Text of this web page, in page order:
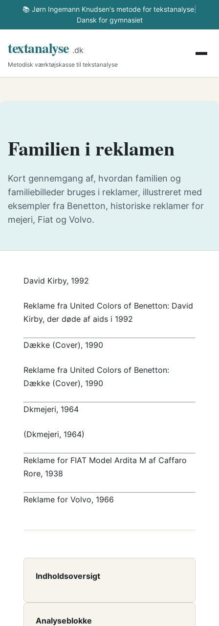
📚 Jørn Ingemann Knudsen's metode for tekstanalyse
Dansk for gymnasiet
textanalyse .dk
Metodisk værktøjskasse til tekstanalyse
Familien i reklamen
Kort gennemgang af, hvordan familien og
familiebilleder bruges i reklamer, illustreret med
eksempler fra Benetton, historiske reklamer for
mejeri, Fiat og Volvo.
Indholdsoversigt
Analyseblokke
David Kirby, 1992
Reklame fra United Colors of Benetton: David
Kirby, der døde af aids i 1992
Dække (Cover), 1990
Reklame fra United Colors of Benetton:
Dække (Cover), 1990
Dkmejeri, 1964
(Dkmejeri, 1964)
Reklame for FIAT Model Ardita M af Caffaro
Rore, 1938
Reklame for Volvo, 1966